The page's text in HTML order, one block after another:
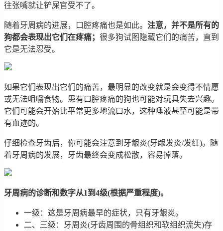
往张嘴就让铲屎官受不了。
随着牙周病的进展，口腔疼痛也是如此。 注意，并不是所有的
狗都会表现出它们在疼痛； 很多狗试图隐藏它们的痛苦，直到
它是无法忍受。
如果它们表现出它们的痛苦，最明显的改变就是会变得不情愿
或无法咀嚼食物。患有口腔疼痛的狗也可能对玩具失去兴趣。
它们可能会开始比平常更多地流口水，这种唾液甚至可能是带
有血迹的。
仔细检查牙齿后，你可能会注意到牙龈炎(牙龈发炎/发红)。随
着牙周病的发展，牙齿最终会变成松散，容易掉落。
牙周病的诊断和数字从1到4级(根据严重程度)。
一级：这是牙周病最早的症状，只有牙龈炎。
二、三级：牙周炎(牙齿周围的骨组织和软组织流失)存